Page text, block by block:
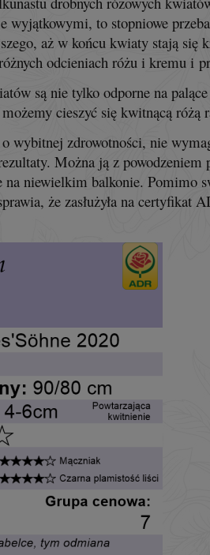
wyjątkowymi, to stopniowe
aż w końcu kwiaty stają się
odcieniach różu i kremu i
są nie tylko odporne na
cieszyć się kwitnącą różą
wybitnej zdrowotności, nie
Można ją z
niewielkim balkonie. Pomimo
że zasłużyła na certyfikat